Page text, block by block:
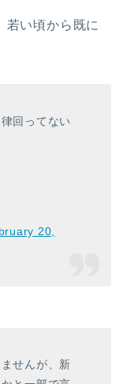
若い頃から既に
回ってない
20,
せんが、新